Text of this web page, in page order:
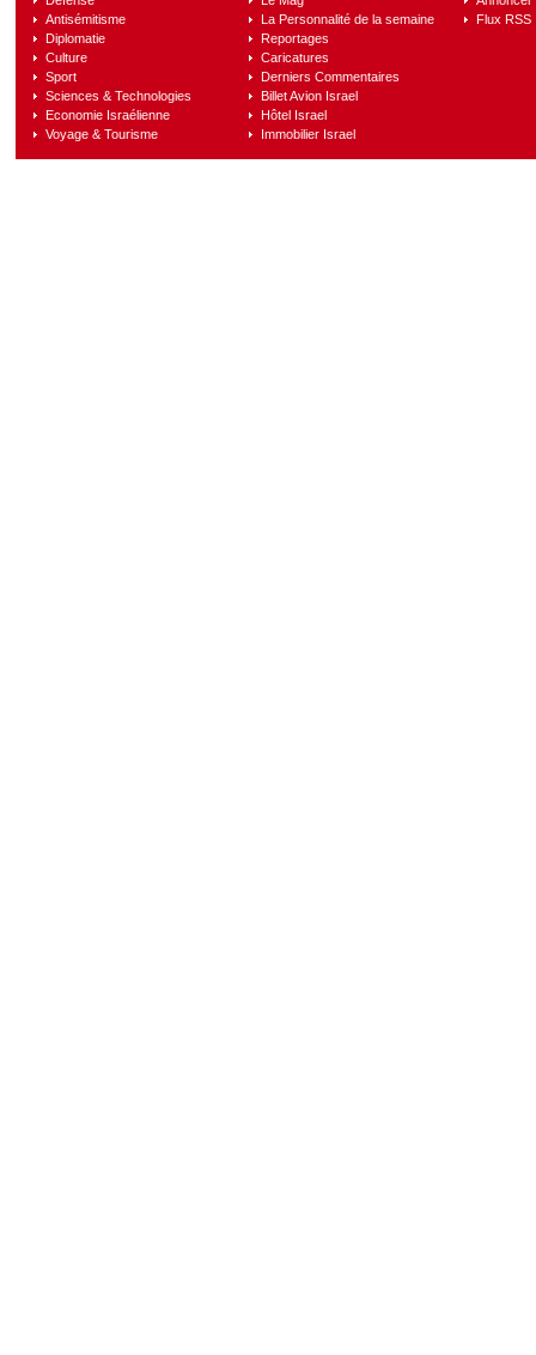
Antisémitisme
Diplomatie
Culture
Sport
Sciences & Technologies
Economie Israélienne
Voyage & Tourisme
La Personnalité de la semaine
Reportages
Caricatures
Derniers Commentaires
Billet Avion Israel
Hôtel Israel
Immobilier Israel
Flux RSS